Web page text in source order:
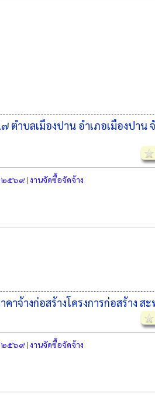
าบลเมืองปาน อําเภอเมืองปาน
๒๕๖๙| งานจัดซื้อจัดจ้าง
าจ้างก่อสร้างโครงการก่อสร้าง
๒๕๖๙| งานจัดซื้อจัดจ้าง